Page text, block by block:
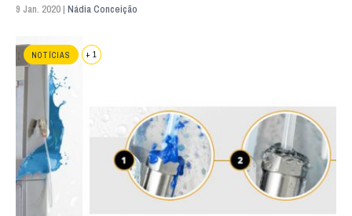
9 Jan. 2020 | Nádia Conceição
NOTÍCIAS + 1